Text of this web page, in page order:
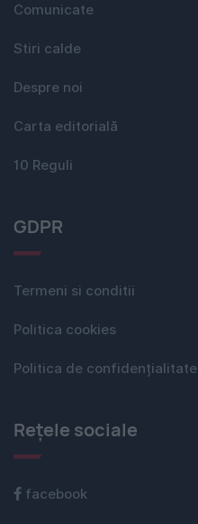
Comunicate
Stiri calde
Despre noi
Carta editorială
10 Reguli
GDPR
Termeni si conditii
Politica cookies
Politica de confidențialitate
Rețele sociale
facebook